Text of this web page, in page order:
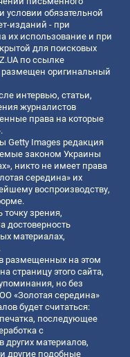
условии обязательной
изданий - при
их использование и при
для поисковых
по ссылке
размещен оригинальный
интервью, статьи,
журналистов
права на которые
Getty Images редакция
законом Украины
никто не имеет права
середина» их
воспроизводству,
точку зрения,
достоверность
материалах,
размещенных на этом
страницу этого сайта,
но без
«Золотая середина»
будет считаться:
последующее
с
материалов,
другие подобные